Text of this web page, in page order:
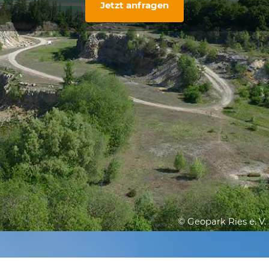
Jetzt anfragen
© Geopark Ries e. V.